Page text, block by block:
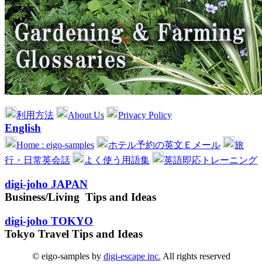
利用方法 About Us Privacy Policy
English
Home : eigo-samples ホテル予約の英文Ｅメール
旅
行・日常英会話
よく使う用語集 英語即応トレーニング
digi-joho JAPAN
Business/Living Tips and Ideas
digi-joho TOKYO
Tokyo Travel Tips and Ideas
© eigo-samples by digi-escape inc. All rights reserved